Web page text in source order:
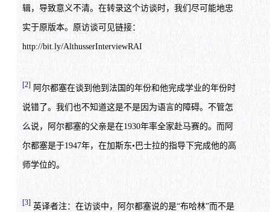
辑，导致意义不清。在转录这个访谈时，我们尽可能地忠
实于原版本。原访谈可见链接：
http://bit.ly/AlthusserInterviewRAI
[2]阿尔都塞在谈到他到法国的年份和他完成学业的年份时
说错了。我们也不知道这是不是因为语言的障碍。不管怎
么说，阿尔都塞的父亲是在1930年率全家赴马赛的。而阿
尔都塞是于1947年，在加斯东•巴士拉的指导下完成他的高
师学位的。
[3] 英译者注：在访谈中，阿尔都塞说的是“布哈林”而不是